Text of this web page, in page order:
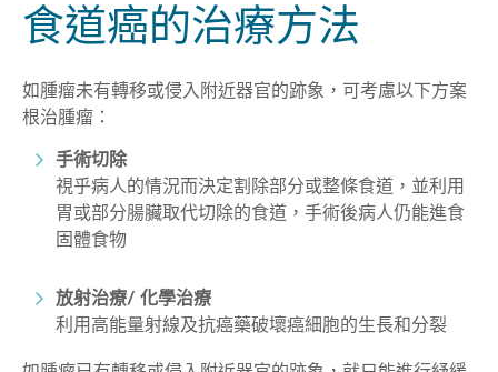
食道癌的治療方法
如腫瘤未有轉移或侵入附近器官的跡象，可考慮以下方案
根治腫瘤：
手術切除
視乎病人的情況而決定割除部分或整條食道，並利用
胃或部分腸臟取代切除的食道，手術後病人仍能進食
固體食物
放射治療/ 化學治療
利用高能量射線及抗癌藥破壞癌細胞的生長和分裂